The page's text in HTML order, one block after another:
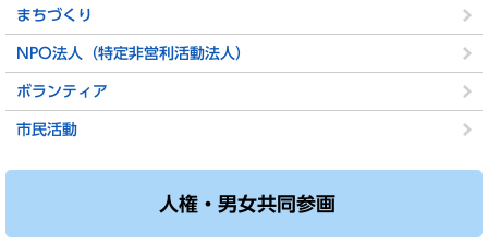
まちづくり
NPO法人（特定非営利活動法人）
ボランティア
市民活動
人権・男女共同参画